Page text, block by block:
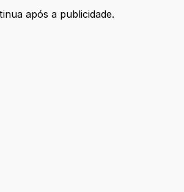
após a publicidade.